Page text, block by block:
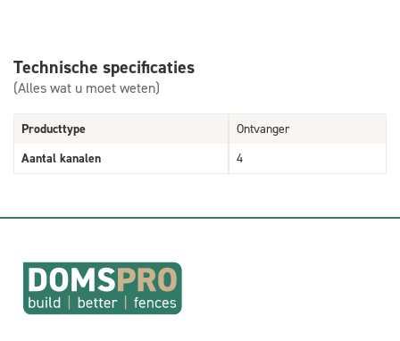
Technische specificaties
(Alles wat u moet weten)
Producttype
Ontvanger
Aantal kanalen
4